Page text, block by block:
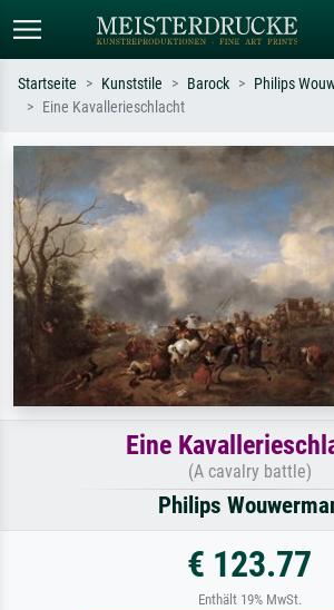
Suchen Sie nach Künstlern, Werktiteln
oder Stilen – z.B. Monet,
Sternennacht, Impressionismus, Welle
Hokusai, Akt.
Beschreiben
Wiese,
Ölgemälde,
Startseite Kunststile Barock
Philips
Eine Kavallerieschlacht
Eine
(A cavalry battle)
Philips
€ 123.77
Enthält 19% MwSt.